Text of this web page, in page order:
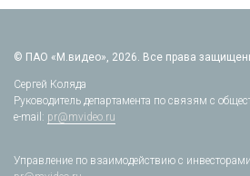
© ПАО «М.видео», 2026. Все права
Сергей Коляда
Руководитель департамента по связям с
e-mail: pr@mvideo.ru
Управление по взаимодействию с инвесторами